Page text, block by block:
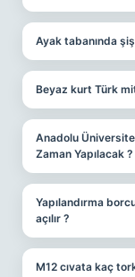
Ayak tabanında
Beyaz kurt Türk
Anadolu
Zaman Yapılacak ?
Yapılandırma
açılır ?
M12 cıvata kaç